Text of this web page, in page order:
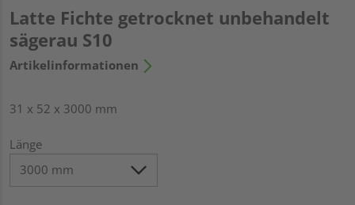
Latte Fichte getrocknet unbehandelt
sägerau S10
Artikelinformationen
31 x 52 x 3000 mm
Länge